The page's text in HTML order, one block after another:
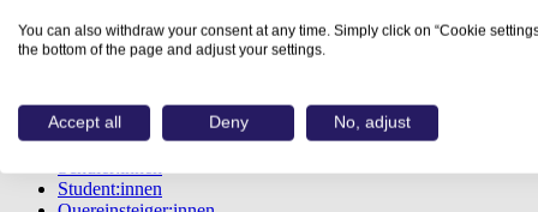
Studiengänge
Events
Berufstest
Informationen für:
Student:innen
You can also withdraw your consent at any time. Simply click on “Cookie
the bottom of the page and adjust your settings.
Accept all Deny No, adjust